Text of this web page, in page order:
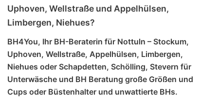
Uphoven, Wellstraße und Appelhülsen,
Limbergen, Niehues?
BH4You, Ihr BH-Beraterin für Nottuln – Stockum,
Uphoven, Wellstraße, Appelhülsen, Limbergen,
Niehues oder Schapdetten, Schölling, Stevern für
Unterwäsche und BH Beratung große Größen und
Cups oder Büstenhalter und unwattierte BHs.